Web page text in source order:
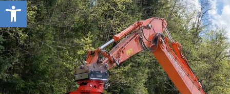
Open toolbar